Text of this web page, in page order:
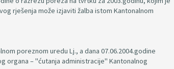
rješenja može izjaviti žalba istom Kantonalnom
poreznom uredu Lj., a dana 07.06.2004.godine
organa – "ćutanja administracije" Kantonalnog